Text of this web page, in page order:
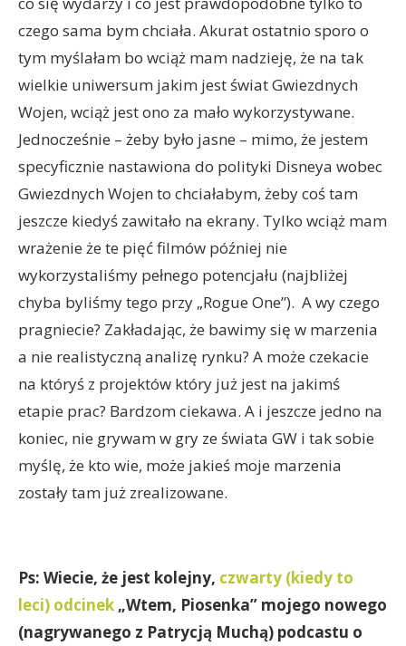
czego sama bym chciała. Akurat ostatnio sporo o
tym myślałam bo wciąż mam nadzieję, że na tak
wielkie uniwersum jakim jest świat Gwiezdnych
Wojen, wciąż jest ono za mało wykorzystywane.
Jednocześnie – żeby było jasne – mimo, że jestem
specyficznie nastawiona do polityki Disneya wobec
Gwiezdnych Wojen to chciałabym, żeby coś tam
jeszcze kiedyś zawitało na ekrany. Tylko wciąż mam
wrażenie że te pięć filmów później nie
wykorzystaliśmy pełnego potencjału (najbliżej
chyba byliśmy tego przy „Rogue One”). A wy czego
pragniecie? Zakładając, że bawimy się w marzenia
a nie realistyczną analizę rynku? A może czekacie
na któryś z projektów który już jest na jakimś
etapie prac? Bardzom ciekawa. A i jeszcze jedno na
koniec, nie grywam w gry ze świata GW i tak sobie
myślę, że kto wie, może jakieś moje marzenia
zostały tam już zrealizowane.
Ps: Wiecie, że jest kolejny, czwarty (kiedy to
leci) odcinek „Wtem, Piosenka” mojego nowego
(nagrywanego z Patrycją Muchą) podcastu o